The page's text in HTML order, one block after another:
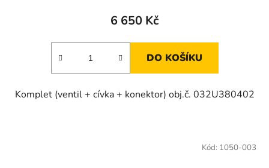
6 650 Kč
DO KOŠÍKU
Komplet (ventil + cívka + konektor) obj.č. 032U380402
Kód: 1050-003